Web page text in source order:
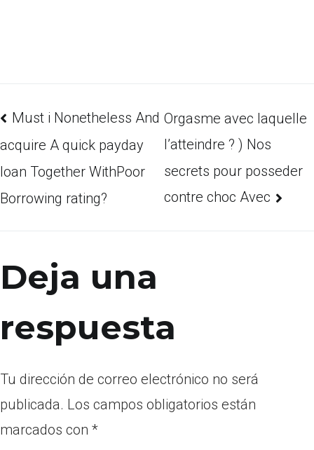
Must i Nonetheless And
acquire A quick payday
loan Together WithPoor
Borrowing rating?
Orgasme avec laquelle
l’atteindre ? ) Nos
secrets pour posseder
contre choc Avec
Deja una
respuesta
Tu dirección de correo electrónico no será
publicada. Los campos obligatorios están
marcados con *